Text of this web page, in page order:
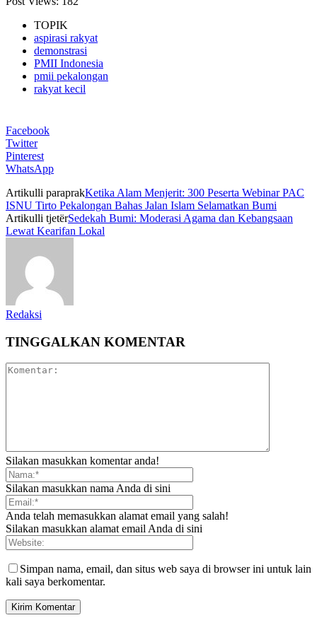
TOPIK
aspirasi rakyat
demonstrasi
PMII Indonesia
pmii pekalongan
rakyat kecil
Facebook
Twitter
Pinterest
WhatsApp
Artikulli paraprakKetika Alam Menjerit: 300 Peserta Webinar PAC
ISNU Tirto Pekalongan Bahas Jalan Islam Selamatkan Bumi
Artikulli tjetërSedekah Bumi: Moderasi Agama dan Kebangsaan
Lewat Kearifan Lokal
Redaksi
TINGGALKAN KOMENTAR
Silakan masukkan komentar anda!
Silakan masukkan nama Anda di sini
Anda telah memasukkan alamat email yang salah!
Silakan masukkan alamat email Anda di sini
Simpan nama, email, dan situs web saya di browser ini untuk lain
kali saya berkomentar.